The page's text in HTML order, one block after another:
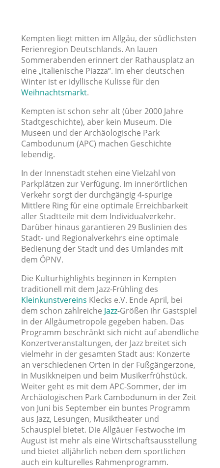
Kempten liegt mitten im Allgäu, der südlichsten
Ferienregion Deutschlands. An lauen
Sommerabenden erinnert der Rathausplatz an
eine „italienische Piazza“. Im eher deutschen
Winter ist er idyllische Kulisse für den
Weihnachtsmarkt.
Kempten ist schon sehr alt (über 2000 Jahre
Stadtgeschichte), aber kein Museum. Die
Museen und der Archäologische Park
Cambodunum (APC) machen Geschichte
lebendig.
In der Innenstadt stehen eine Vielzahl von
Parkplätzen zur Verfügung. Im innerörtlichen
Verkehr sorgt der durchgängig 4-spurige
Mittlere Ring für eine optimale Erreichbarkeit
aller Stadtteile mit dem Individualverkehr.
Darüber hinaus garantieren 29 Buslinien des
Stadt- und Regionalverkehrs eine optimale
Bedienung der Stadt und des Umlandes mit
dem ÖPNV.
Die Kulturhighlights beginnen in Kempten
traditionell mit dem Jazz-Frühling des
Kleinkunstvereins Klecks e.V. Ende April, bei
dem schon zahlreiche Jazz-Größen ihr Gastspiel
in der Allgäumetropole gegeben haben. Das
Programm beschränkt sich nicht auf abendliche
Konzertveranstaltungen, der Jazz breitet sich
vielmehr in der gesamten Stadt aus: Konzerte
an verschiedenen Orten in der Fußgängerzone,
in Musikkneipen und beim Musikerfrühstück.
Weiter geht es mit dem APC-Sommer, der im
Archäologischen Park Cambodunum in der Zeit
von Juni bis September ein buntes Programm
aus Jazz, Lesungen, Musiktheater und
Schauspiel bietet. Die Allgäuer Festwoche im
August ist mehr als eine Wirtschaftsausstellung
und bietet alljährlich neben dem sportlichen
auch ein kulturelles Rahmenprogramm.